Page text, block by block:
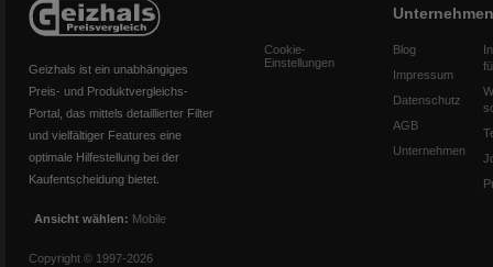
Geizhals ist ein unabhängiges
Preis- und Produktvergleichs-
Portal, das mittels detaillierter Filter
und vielfältiger Features eine
optimale Hilfestellung bei der
Kaufentscheidung bietet.
Ansicht wählen: Mobile
Copyright © 1997-2026
Cookie-
Einstellungen
Unternehmen
Blog
Impressum
Datenschutz
AGB
Unternehmen